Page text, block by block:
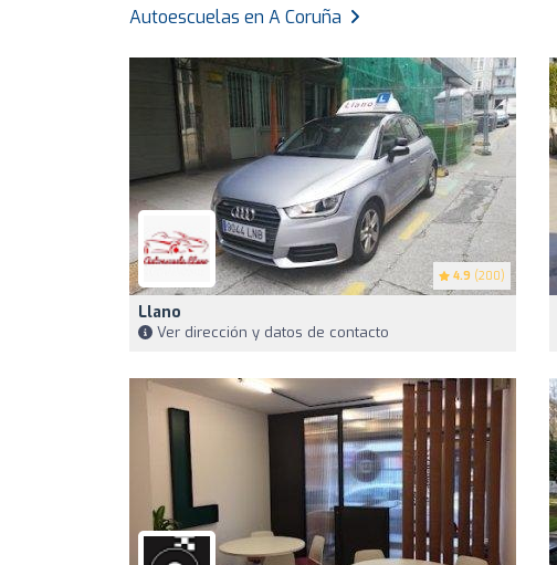
Autoescuelas en A Coruña
4.9 (200)
Llano
Ver dirección y datos de contacto